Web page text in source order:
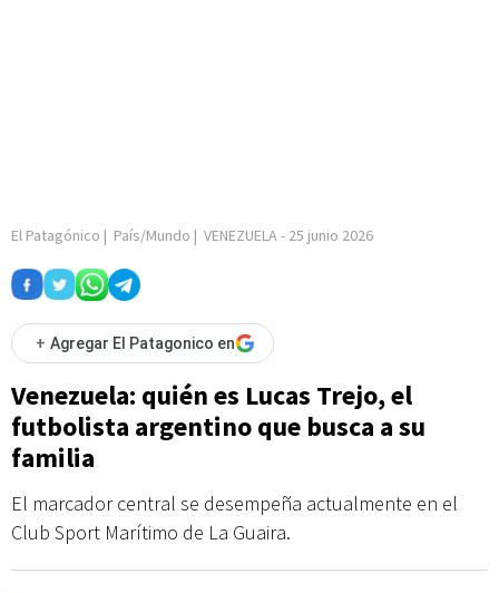
El Patagónico | País/Mundo | VENEZUELA- 25 junio 2026
+ Agregar El Patagonico en
Venezuela: quién es Lucas Trejo, el
futbolista argentino que busca a su
familia
El marcador central se desempeña actualmente en el
Club Sport Marítimo de La Guaira.